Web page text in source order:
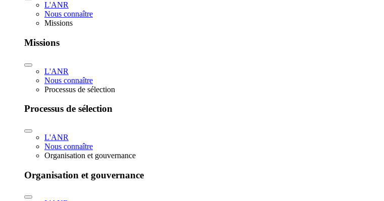
L'ANR
Nous connaître
Missions
Missions
L'ANR
Nous connaître
Processus de sélection
Processus de sélection
L'ANR
Nous connaître
Organisation et gouvernance
Organisation et gouvernance